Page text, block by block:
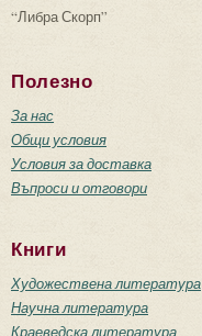
“Либра Скорп”
Полезно
За нас
Общи условия
Условия за доставка
Въпроси и отговори
Книги
Художествена литература
Научна литература
Краеведска литература